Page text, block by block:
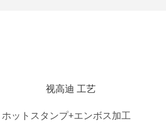
ホットスタンプ+エンボス加工